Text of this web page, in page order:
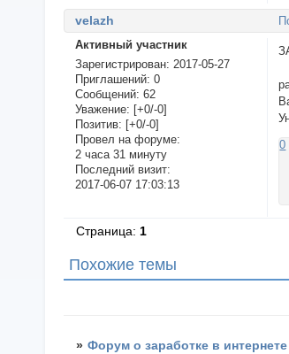
velazh
Активный участник
Зарегистрирован: 2017-05-27
Приглашений: 0
Сообщений: 62
Уважение: [+0/-0]
Позитив: [+0/-0]
Провел на форуме:
2 часа 31 минуту
Последний визит:
2017-06-07 17:03:13
0
Страница: 1
Похожие темы
» Форум о заработке в интернете